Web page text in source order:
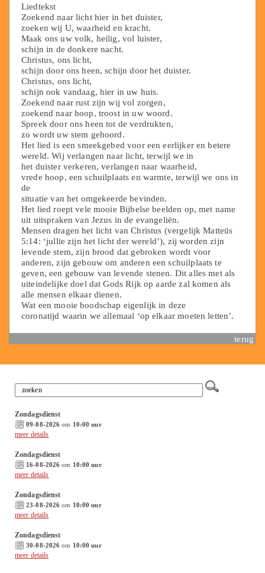
Liedtekst
Zoekend naar licht hier in het duister,
zoeken wij U, waarheid en kracht.
Maak ons uw volk, heilig, vol luister,
schijn in de donkere nacht.
Christus, ons licht,
schijn door ons heen, schijn door het duister.
Christus, ons licht,
schijn ook vandaag, hier in uw huis.
Zoekend naar rust zijn wij vol zorgen,
zoekend naar hoop, troost in uw woord.
Spreek door ons heen tot de verdrukten,
zo wordt uw stem gehoord.
Het lied is een smeekgebed voor een eerlijker en betere
wereld. Wij verlangen naar licht, terwijl we in
het duister verkeren, verlangen naar waarheid,
vrede hoop, een schuilplaats en warmte, terwijl we ons in
de
situatie van het omgekeerde bevinden.
Het lied roept vele mooie Bijbelse beelden op, met name
uit uitspraken van Jezus in de evangeliën.
Mensen dragen het licht van Christus (vergelijk Matteüs
5:14: ‘jullie zijn het licht der wereld’), zij worden zijn
levende stem, zijn brood dat gebroken wordt voor
anderen, zijn gebouw om anderen een schuilplaats te
geven, een gebouw van levende stenen. Dit alles met als
uiteindelijke doel dat Gods Rijk op aarde zal komen als
alle mensen elkaar dienen.
Wat een mooie boodschap eigenlijk in deze
coronatijd waarin we allemaal ‘op elkaar moeten letten’.
terug
Zondagsdienst
09-08-2026 om 10:00 uur
meer details
Zondagsdienst
16-08-2026 om 10:00 uur
meer details
Zondagsdienst
23-08-2026 om 10:00 uur
meer details
Zondagsdienst
30-08-2026 om 10:00 uur
meer details